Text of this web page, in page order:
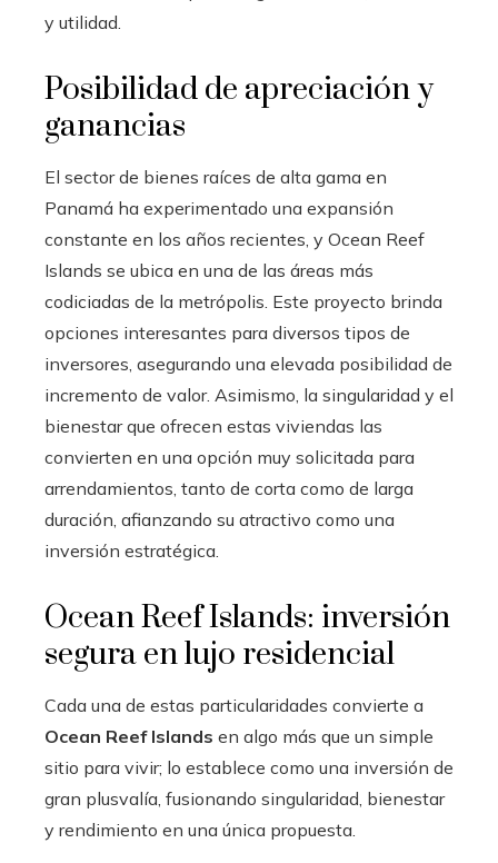
y utilidad.
Posibilidad de apreciación y
ganancias
El sector de bienes raíces de alta gama en
Panamá ha experimentado una expansión
constante en los años recientes, y Ocean Reef
Islands se ubica en una de las áreas más
codiciadas de la metrópolis. Este proyecto brinda
opciones interesantes para diversos tipos de
inversores, asegurando una elevada posibilidad de
incremento de valor. Asimismo, la singularidad y el
bienestar que ofrecen estas viviendas las
convierten en una opción muy solicitada para
arrendamientos, tanto de corta como de larga
duración, afianzando su atractivo como una
inversión estratégica.
Ocean Reef Islands: inversión
segura en lujo residencial
Cada una de estas particularidades convierte a
Ocean Reef Islands en algo más que un simple
sitio para vivir; lo establece como una inversión de
gran plusvalía, fusionando singularidad, bienestar
y rendimiento en una única propuesta.